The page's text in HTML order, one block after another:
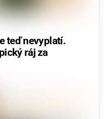
teď nevyplatí.
ráj za